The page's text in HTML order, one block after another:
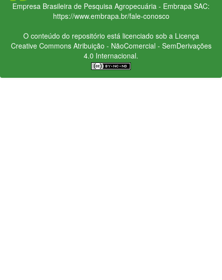
Empresa Brasileira de Pesquisa Agropecuária - Embrapa SAC:
https://www.embrapa.br/fale-conosco
O conteúdo do repositório está licenciado sob a Licença
Creative CommonsAtribuição - NãoComercial - SemDerivações
4.0 Internacional.